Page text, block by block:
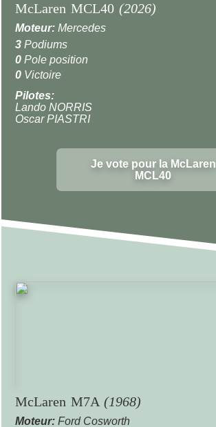
McLaren MCL40 (2026)
Moteur: Mercedes
3 Podiums
0 Pole position
0 Victoire
Pilotes:
Lando NORRIS
Oscar PIASTRI
Je vote pour la McLaren
MCL40
McLaren M7A (1968)
Moteur: Ford Cosworth